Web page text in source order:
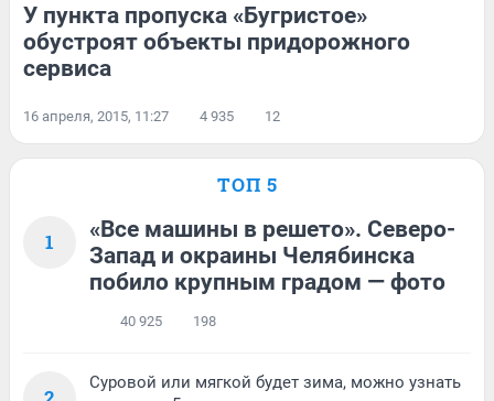
У пункта пропуска «Бугристое»
обустроят объекты придорожного
сервиса
16 апреля, 2015, 11:27 4 935 12
ТОП 5
1
«Все машины в решето». Северо-
Запад и окраины Челябинска
побило крупным градом — фото
40 925 198
Суровой или мягкой будет зима, можно узнать